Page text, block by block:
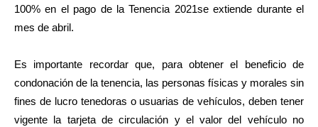
100% en el pago de la Tenencia 2021se extiende durante el
mes de abril.
Es importante recordar que, para obtener el beneficio de
condonación de la tenencia, las personas físicas y morales sin
fines de lucro tenedoras o usuarias de vehículos, deben tener
vigente la tarjeta de circulación y el valor del vehículo no